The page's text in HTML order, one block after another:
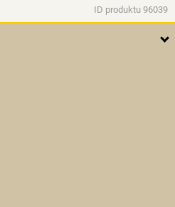
ID produktu 96039